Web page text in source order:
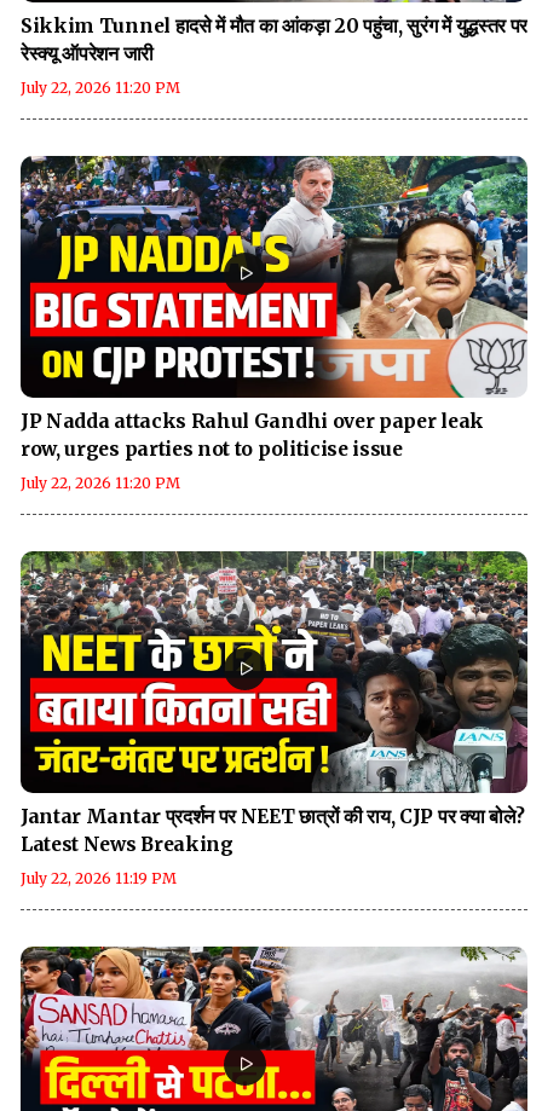
Sikkim Tunnel हादसे में मौत का आंकड़ा 20 पहुंचा, सुरंग में युद्धस्तर पर
रेस्क्यू ऑपरेशन जारी
July 22, 2026 11:20 PM
JP Nadda attacks Rahul Gandhi over paper leak
row, urges parties not to politicise issue
July 22, 2026 11:20 PM
Jantar Mantar प्रदर्शन पर NEET छात्रों की राय, CJP पर क्या बोले?
Latest News Breaking
July 22, 2026 11:19 PM